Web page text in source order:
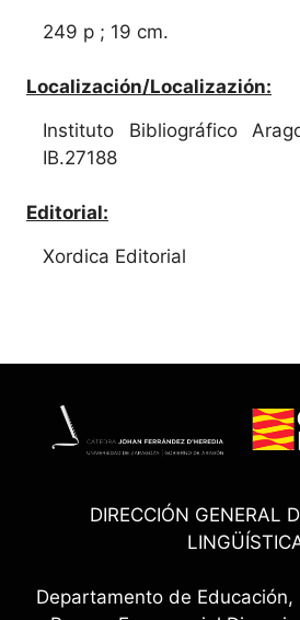
249 p ; 19 cm.
Localización/Localizazión:
Instituto Bibliográfico
IB.27188
Editorial:
Xordica Editorial
DIRECCIÓN GENERAL
Departamento de